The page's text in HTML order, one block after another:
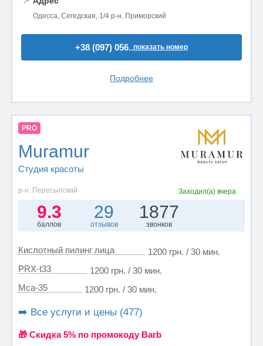
Одесса, Сегедская, 1/4 р-н. Приморский
+38 (097) 056..показать номер
Подробнее
PRO
Muramur
Студия красоты
р-н. Пересыпский Заходил(а) вчера
9.3
баллов
29
отзывов
1877
звонков
Кислотный пилинг лица
1200 грн. / 30 мин.
PRX-t33
1200 грн. / 30 мин.
Mса-35
1200 грн. / 30 мин.
➡️ Все услуги и цены (477)
🎁 Cкидка 5% по промокоду Barb